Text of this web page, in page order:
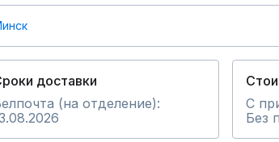
доставки
(на отделение):
С
Без